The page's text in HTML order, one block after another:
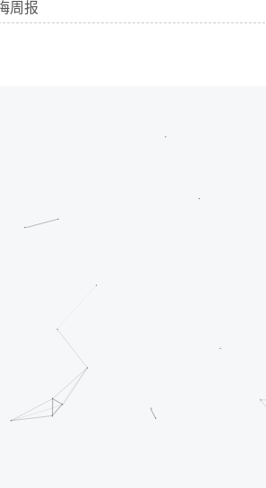
周报